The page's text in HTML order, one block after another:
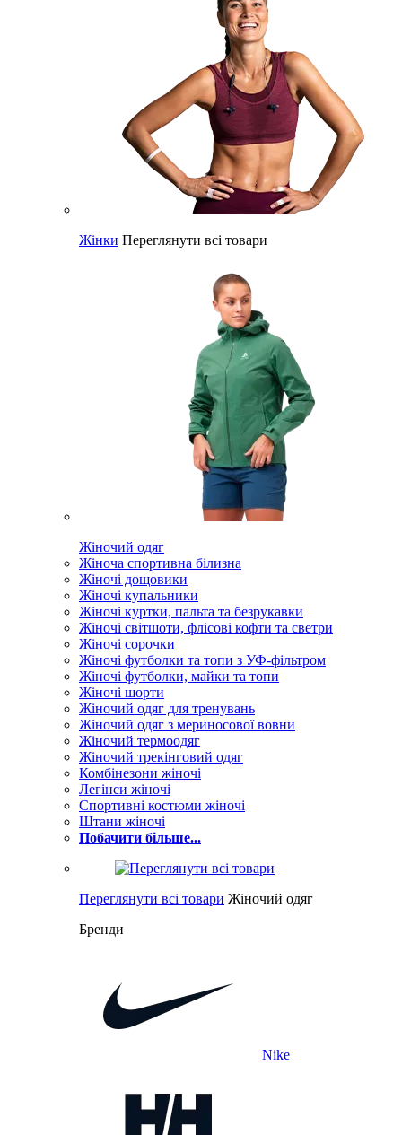
Жінки Переглянути всі товари
Жіночий одяг
Жіноча спортивна білизна
Жіночі дощовики
Жіночі купальники
Жіночі куртки, пальта та безрукавки
Жіночі світшоти, флісові кофти та светри
Жіночі сорочки
Жіночі футболки та топи з УФ-фільтром
Жіночі футболки, майки та топи
Жіночі шорти
Жіночий одяг для тренувань
Жіночий одяг з мериносової вовни
Жіночий термоодяг
Жіночий трекінговий одяг
Комбінезони жіночі
Легінси жіночі
Спортивні костюми жіночі
Штани жіночі
Побачити більше...
Переглянути всі товари Жіночий одяг
Бренди
Nike